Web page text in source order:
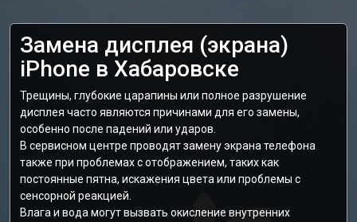
Замена дисплея (экрана)
iPhone в Хабаровске
Трещины, глубокие царапины или полное разрушение
дисплея часто являются причинами для его замены,
особенно после падений или ударов.
В сервисном центре проводят замену экрана телефона
также при проблемах с отображением, таких как
постоянные пятна, искажения цвета или проблемы с
сенсорной реакцией.
Влага и вода могут вызвать окисление внутренних